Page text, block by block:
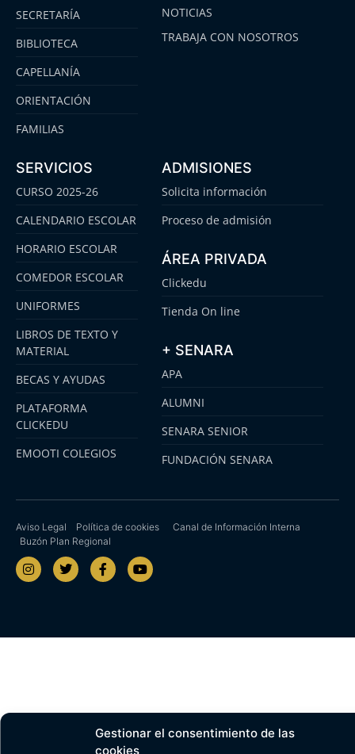
Gestionar el consentimiento de las
cookies
SECRETARÍA
BIBLIOTECA
CAPELLANÍA
ORIENTACIÓN
FAMILIAS
NOTICIAS
TRABAJA CON NOSOTROS
SERVICIOS
CURSO 2025-26
CALENDARIO ESCOLAR
HORARIO ESCOLAR
COMEDOR ESCOLAR
UNIFORMES
LIBROS DE TEXTO Y
MATERIAL
BECAS Y AYUDAS
PLATAFORMA
CLICKEDU
EMOOTI COLEGIOS
ADMISIONES
Solicita información
Proceso de admisión
ÁREA PRIVADA
Clickedu
Tienda On line
+ SENARA
APA
ALUMNI
SENARA SENIOR
FUNDACIÓN SENARA
Aviso Legal Política de cookies
Canal de Información Interna
Buzón Plan Regional